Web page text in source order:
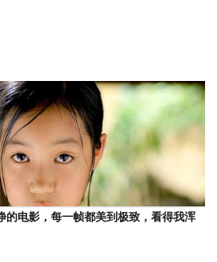
的电影，每一帧都美到极致，看得我浑